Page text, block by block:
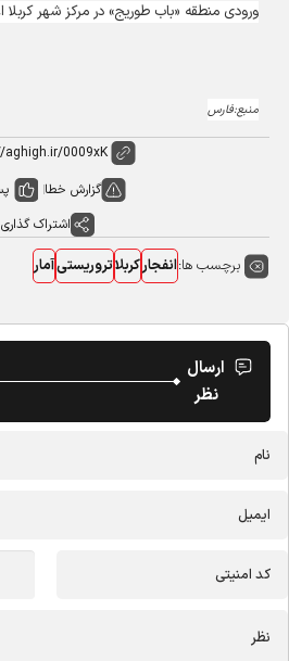
ورودی منطقه «باب طوریج» در مرکز شهر کربلا
منبع:فارس
گزارش خطا
اشتراک گذاری
برچسب ها:انفجارکربلاتروریستیآمار
ارسال
نظر